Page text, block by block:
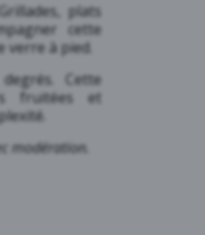
plats
cette
verre à pied.
Cette
fruitées et
modération.